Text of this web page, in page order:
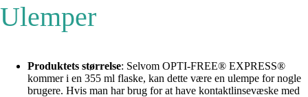
Ulemper
Produktets størrelse: Selvom OPTI-FREE® EXPRESS®
kommer i en 355 ml flaske, kan dette være en ulempe for nogle
brugere. Hvis man har brug for at have kontaktlinsevæske med